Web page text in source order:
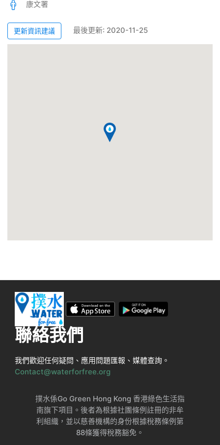
康文署
更新資訊建議 最後更新: 2020-11-25
聯絡我們
我們歡迎任何疑問、應用問題匯報、媒體查詢。
Contact@waterforfree.org
撲水係Go Green Hong Kong 香港綠色生活指
南旗下項目。後者為根據社團條例註冊的非牟
利組織，並以慈善機構的身份根據稅務條例第
88條獲得稅務豁免。